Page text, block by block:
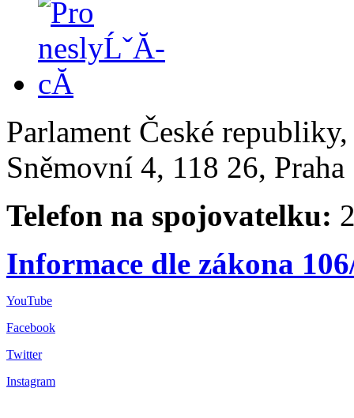
Parlament České
Sněmovní 4, 118 26,
Telefon na spojovatelku:
Informace dle zákona
YouTube
Facebook
Twitter
Instagram